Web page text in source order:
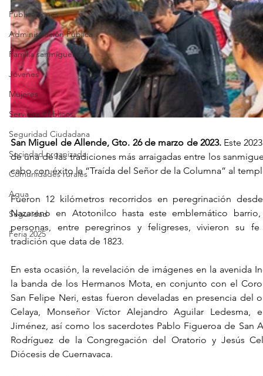
Publicaciones
Administración Pública
Familia sanmiguelense
Jóvenes
Mujeres
Servicios Públicos
Seguridad Ciudadana
Sociedad organizada
Comunidades rurales
Agua
Seguridad
Feria 2025
San Miguel de Allende, Gto. 26 de marzo de 2023. Este
de una de las tradiciones más arraigadas entre los
cabo con éxito la “Traída del Señor de la Columna” al
Fueron 12 kilómetros recorridos en peregrinación
Nazareno en Atotonilco hasta este emblemático
personas, entre peregrinos y feligreses, vivieron su
tradición que data de 1823.
En esta ocasión, la revelación de imágenes en la avenida
la banda de los Hermanos Mota, en conjunto con el
San Felipe Neri, estas fueron develadas en presencia del
Celaya, Monseñor Víctor Alejandro Aguilar Ledesma,
Jiménez, así como los sacerdotes Pablo Figueroa de San
Rodríguez de la Congregación del Oratorio y Jesús
Diócesis de Cuernavaca.